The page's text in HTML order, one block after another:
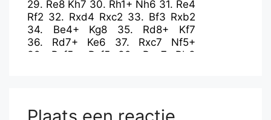
29. Re8 Kh7 30. Rh1+ Nh6 31. Re4
Rf2 32. Rxd4 Rxc2 33. Bf3 Rxb2
34. Be4+ Kg8 35. Rd8+
Kf7
36. Rd7+ Ke6 37. Rxc7
Nf5+
38. Bxf5+ Rxf5 39. Rxg7
Rb3